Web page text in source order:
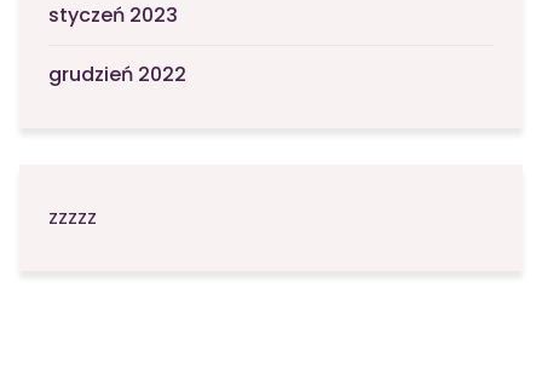
styczeń 2023
grudzień 2022
zzzzz